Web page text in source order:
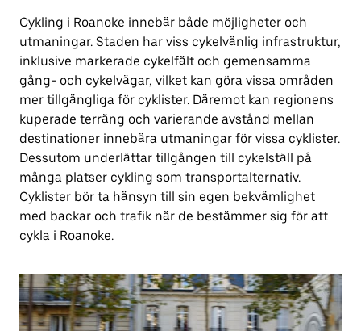
Cykling i Roanoke innebär både möjligheter och
utmaningar. Staden har viss cykelvänlig infrastruktur,
inklusive markerade cykelfält och gemensamma
gång- och cykelvägar, vilket kan göra vissa områden
mer tillgängliga för cyklister. Däremot kan regionens
kuperade terräng och varierande avstånd mellan
destinationer innebära utmaningar för vissa cyklister.
Dessutom underlättar tillgången till cykelställ på
många platser cykling som transportalternativ.
Cyklister bör ta hänsyn till sin egen bekvämlighet
med backar och trafik när de bestämmer sig för att
cykla i Roanoke.